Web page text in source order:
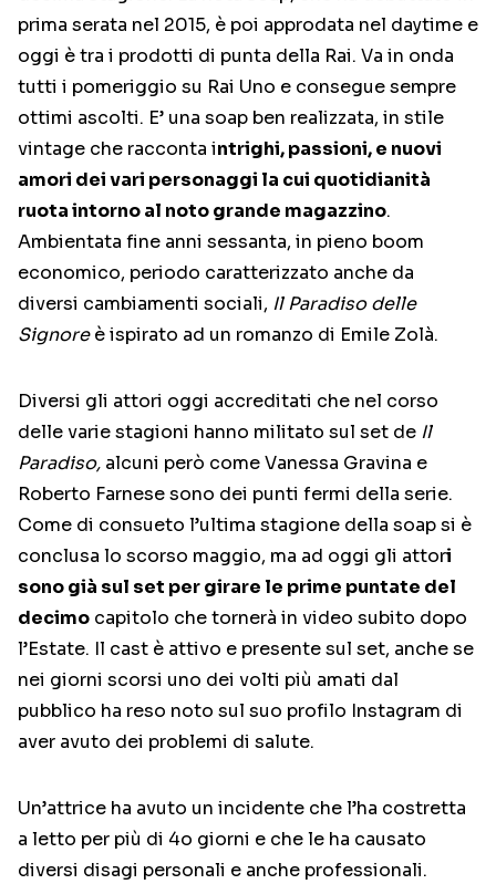
prima serata nel 2015, è poi approdata nel daytime e
oggi è tra i prodotti di punta della Rai. Va in onda
tutti i pomeriggio su Rai Uno e consegue sempre
ottimi ascolti. E’ una soap ben realizzata, in stile
vintage che racconta intrighi, passioni, e nuovi
amori dei vari personaggi la cui quotidianità
ruota intorno al noto grande magazzino.
Ambientata fine anni sessanta, in pieno boom
economico, periodo caratterizzato anche da
diversi cambiamenti sociali, Il Paradiso delle
Signoreè ispirato ad un romanzo di Emile Zolà.
Diversi gli attori oggi accreditati che nel corso
delle varie stagioni hanno militato sul set de Il
Paradiso, alcuni però come Vanessa Gravina e
Roberto Farnese sono dei punti fermi della serie.
Come di consueto l’ultima stagione della soap si è
conclusa lo scorso maggio, ma ad oggi gli attori
sono già sul set per girare le prime puntate del
decimo capitolo che tornerà in video subito dopo
l’Estate. Il cast è attivo e presente sul set, anche se
nei giorni scorsi uno dei volti più amati dal
pubblico ha reso noto sul suo profilo Instagram di
aver avuto dei problemi di salute.
Un’attrice ha avuto un incidente che l’ha costretta
a letto per più di 4o giorni e che le ha causato
diversi disagi personali e anche professionali.